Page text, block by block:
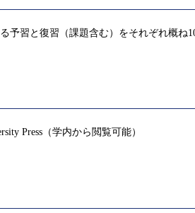
習と復習（課題含む）をそれぞれ概ね
Press（学内から閲覧可能）